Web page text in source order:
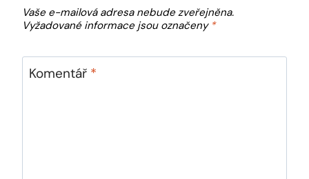
Vaše e-mailová adresa nebude zveřejněna.
Vyžadované informace jsou označeny *
Komentář *